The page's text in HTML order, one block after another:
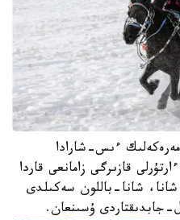
ءىس-شارادا
قازىرگى زامانعى قاردا
شانا-باللون سەكىلدى
جابدىقتاردى ۇسىنعان.